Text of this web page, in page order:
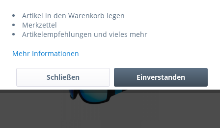
Artikel in den Warenkorb legen
Merkzettel
Artikelempfehlungen und vieles mehr
Mehr Informationen
Einverstanden
Schließen